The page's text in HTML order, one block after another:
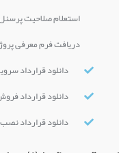
استعلام صلاحیت
دریافت فرم معرفی
دانلود قرارداد
دانلود قرارداد
دانلود قرارداد نصب